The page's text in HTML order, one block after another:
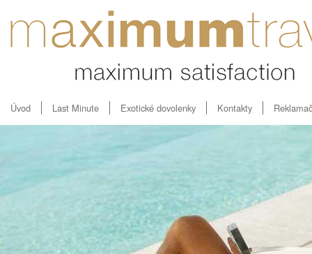
Úvod Last Minute Exotické dovolenky Kontakty